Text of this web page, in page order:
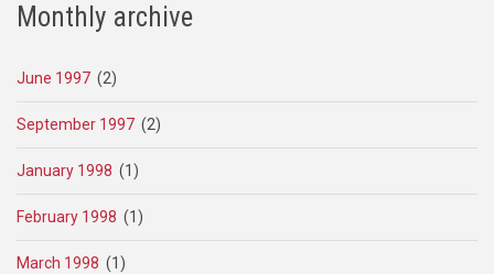
Monthly archive
June 1997 (2)
September 1997 (2)
January 1998 (1)
February 1998 (1)
March 1998 (1)